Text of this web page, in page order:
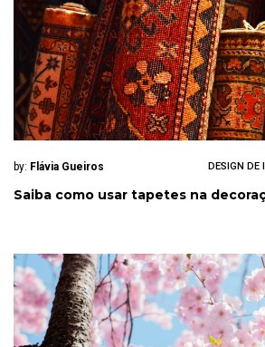
by: Flávia Gueiros DESIGN DE
Saiba como usar tapetes na